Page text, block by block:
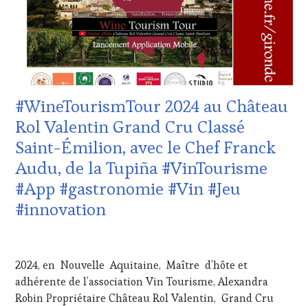
SALONS
INTERNATIONAUX,
TASTING
MOVIE,
VIGNOBLES,
WINE
VOUCHER,
WINE
TOURISM
FAME,
TOURISM
TOUR,
WINE
TOURISM
WINE
TASTING
VOUCHER,
CÔTES-
DE-
PROVENCE,
VITICOLE,
ADHÉRENT,
VIN
TOURISME
EDITION
LES
CLÉS
DU
VIN
HAUTE
GASTRONOMIE
FRANÇAISE,
#WineTourismTour 2024 au Château
Rol Valentin Grand Cru Classé
Saint-Émilion, avec le Chef Franck
Audu, de la Tupiña #VinTourisme
#App #gastronomie #Vin #Jeu
#innovation
2024
2024, en Nouvelle Aquitaine, Maître d’hôte et
adhérente de l’association Vin Tourisme, Alexandra
Robin Propriétaire Château Rol Valentin, Grand Cru